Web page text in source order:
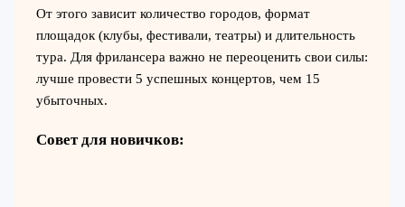
От этого зависит количество городов, формат
площадок (клубы, фестивали, театры) и длительность
тура. Для фрилансера важно не переоценить свои силы:
лучше провести 5 успешных концертов, чем 15
убыточных.
Совет для новичков: